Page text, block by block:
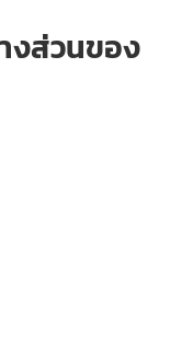
งส่วนของ